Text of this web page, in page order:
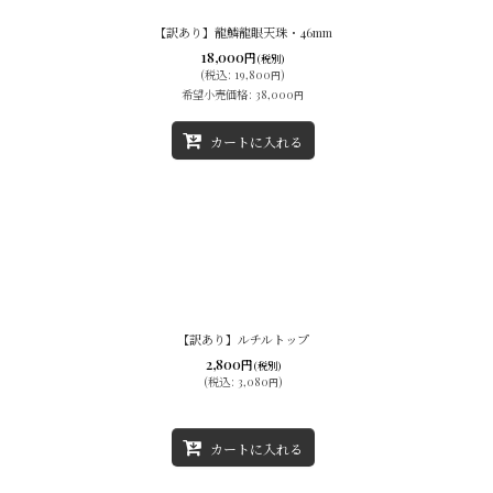
【訳あり】龍鱗龍眼天珠・46mm
18,000円(税別)
(税込: 19,800円)
希望小売価格: 38,000円
カートに入れる
【訳あり】ルチルトップ
2,800円(税別)
(税込: 3,080円)
カートに入れる